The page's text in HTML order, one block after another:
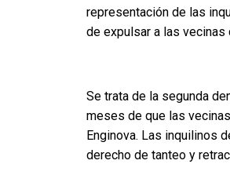
representación de las
de expulsar a las vecinas
Se trata de la segunda
meses de que las
Enginova. Las inquilinos
derecho de tanteo y